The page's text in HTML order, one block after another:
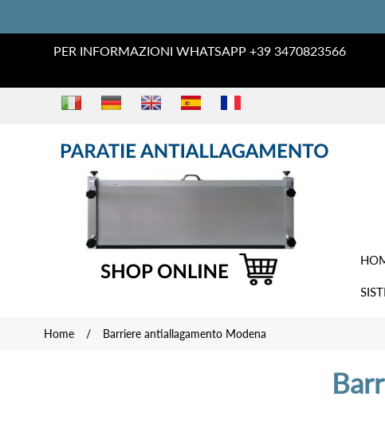
PER INFORMAZIONI WHATSAPP +39 3470823566
Home / Barriere antiallagamento Modena